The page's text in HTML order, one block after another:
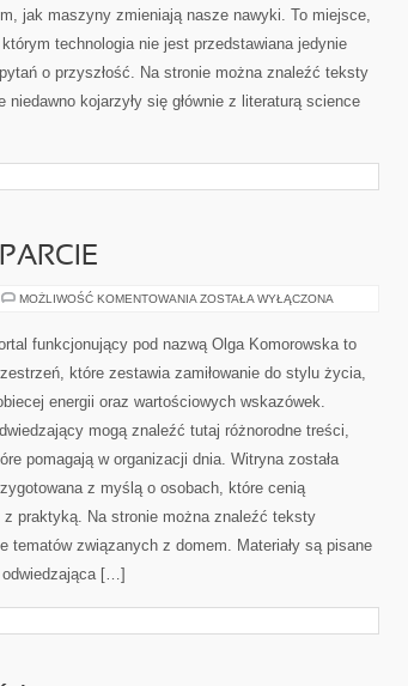
jak maszyny zmieniają nasze nawyki. To miejsce,
technologia nie jest przedstawiana jedynie
o przyszłość. Na stronie można znaleźć teksty
kojarzyły się głównie z literaturą science
MOŻLIWOŚĆ KOMENTOWANIA SPOŁECZNOŚĆ
ZOSTAŁA WYŁĄCZONA
funkcjonujący pod nazwą Olga Komorowska to
które zestawia zamiłowanie do stylu życia,
energii oraz wartościowych wskazówek.
mogą znaleźć tutaj różnorodne treści,
pomagają w organizacji dnia. Witryna została
z myślą o osobach, które cenią
praktyką. Na stronie można znaleźć teksty
związanych z domem. Materiały są pisane
[…]